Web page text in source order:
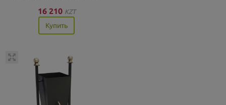
16 210 KZT
Купить